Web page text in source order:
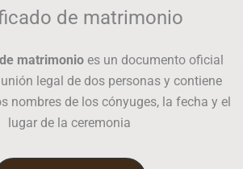
de matrimonio
matrimonio es un documento oficial
legal de dos personas y contiene
nombres de los cónyuges, la fecha y el
lugar de la ceremonia